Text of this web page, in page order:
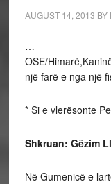
AUGUST 14, 2013 BY
…
OSE/
një farë e nga një
* Si e vlerësonte
Shkruan: Gëzim
Në Gumenicë e